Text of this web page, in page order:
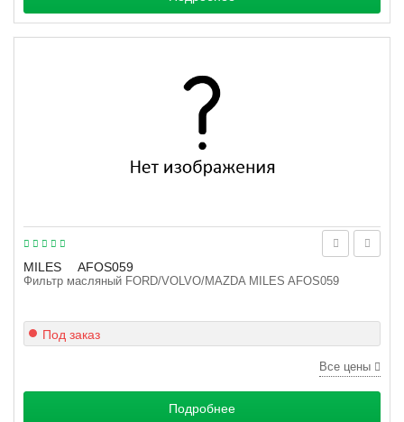
MILES AFOS059
Фильтр масляный FORD/VOLVO/MAZDA MILES AFOS059
Под заказ
Все цены
Подробнее